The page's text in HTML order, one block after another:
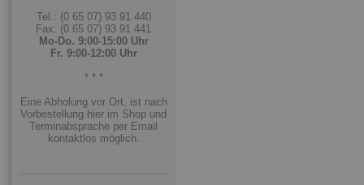
Tel.: (0 65 07) 93 91 440
Fax: (0 65 07) 93 91 441
Mo-Do. 9:00-15:00 Uhr
Fr. 9:00-12:00 Uhr
* * *
Eine Abholung vor Ort, ist nach
Vorbestellung hier im Shop und
Terminabsprache per Email
kontaktlos möglich.